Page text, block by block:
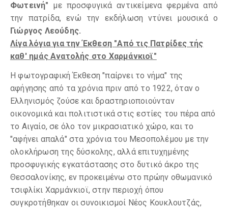
Φωτεινή" με προσφυγικά αντικείμενα φερμένα από
την πατρίδα, ενώ την εκδήλωση ντύνει μουσικά ο
Γιώργος Λεούδης.
Λίγα λόγια για την Έκθεση "Από τις Πατρίδες τής
καθ' ημάς Ανατολής στο Χαρμάνκιοϊ"
Η φωτογραφική Έκθεση "παίρνει το νήμα" της
αφήγησης από τα χρόνια πριν από το 1922, όταν ο
Ελληνισμός ζούσε και δραστηριοποιούνταν
οικονομικά και πολιτιστικά στις εστίες του πέρα από
το Αιγαίο, σε όλο τον μικρασιατικό χώρο, και το
"αφήνει απαλά" στα χρόνια του Μεσοπολέμου με την
ολοκλήρωση της δύσκολης, αλλά επιτυχημένης
προσφυγικής εγκατάστασης στο δυτικό άκρο της
Θεσσαλονίκης, εν προκειμένω στο πρώην οθωμανικό
τσιφλίκι Χαρμάνκιοϊ, στην περιοχή όπου
συγκροτήθηκαν οι συνοικισμοί Νέος Κουκλουτζάς,